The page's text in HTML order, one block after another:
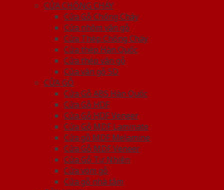
CỬA CHỐNG CHÁY
Cửa Gỗ Chống Cháy
Cửa nhôm vân gỗ
Cửa Thép Chống Cháy
Cửa thép Hàn Quốc
Cửa thép vân gỗ
Cửa vân gỗ 5D
CỬA GỖ
Cửa Gỗ ABS Hàn Quốc
Cửa Gỗ HDF
Cửa Gỗ HDF Veneer
Cửa Gỗ MDF Laminate
Cửa gỗ MDF Melamine
Cửa Gỗ MDF Veneer
Cửa Gỗ Tự Nhiên
Cửa vòm gỗ
Cửa gỗ nhà tắm